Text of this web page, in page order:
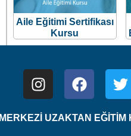
Aile Eğitimi Sertifikası
Kursu
MERKEZİ UZAKTAN EĞİTİM